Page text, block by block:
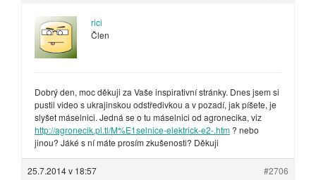
rici
Člen
Dobrý den, moc děkuji za Vaše inspirativní stránky. Dnes jsem si
pustil video s ukrajinskou odstředivkou a v pozadí, jak píšete, je
slyšet máselnici. Jedná se o tu máselnici od agronecika, viz
http://agronecik.pl.tl/M%E1selnice-elektrick-e2-.htm ? nebo
jinou? Jáké s ní máte prosím zkušenosti? Děkuji
25.7.2014 v 18:57 #2706